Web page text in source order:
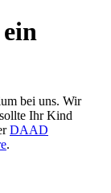
bei uns. Wir
Ihr Kind
DAAD
.